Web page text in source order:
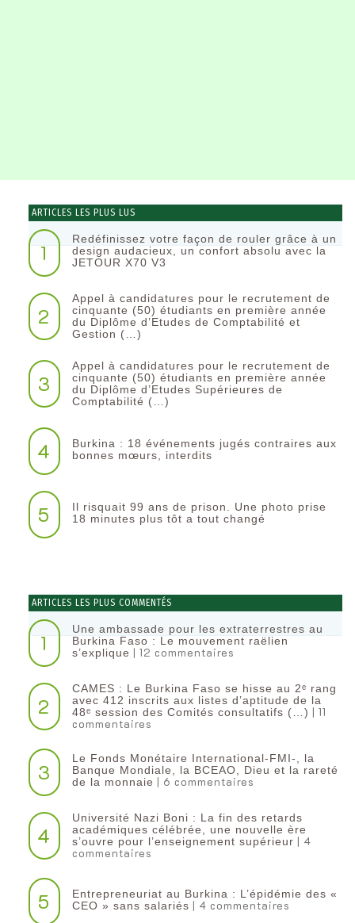
ARTICLES LES PLUS LUS
1
Redéfinissez votre façon de rouler grâce à un
design audacieux, un confort absolu avec la
JETOUR X70 V3
2
Appel à candidatures pour le recrutement de
cinquante (50) étudiants en première année
du Diplôme d’Etudes de Comptabilité et
Gestion (…)
3
Appel à candidatures pour le recrutement de
cinquante (50) étudiants en première année
du Diplôme d’Etudes Supérieures de
Comptabilité (…)
4
Burkina : 18 événements jugés contraires aux
bonnes mœurs, interdits
5
Il risquait 99 ans de prison. Une photo prise
18 minutes plus tôt a tout changé
ARTICLES LES PLUS COMMENTÉS
1
Une ambassade pour les extraterrestres au
Burkina Faso : Le mouvement raëlien
s’explique | 12 commentaires
2
CAMES : Le Burkina Faso se hisse au 2ᵉ rang
avec 412 inscrits aux listes d’aptitude de la
48ᵉ session des Comités consultatifs (…) | 11
commentaires
3
Le Fonds Monétaire International-FMI-, la
Banque Mondiale, la BCEAO, Dieu et la rareté
de la monnaie | 6 commentaires
4
Université Nazi Boni : La fin des retards
académiques célébrée, une nouvelle ère
s’ouvre pour l’enseignement supérieur | 4
commentaires
5
Entrepreneuriat au Burkina : L’épidémie des «
CEO » sans salariés | 4 commentaires